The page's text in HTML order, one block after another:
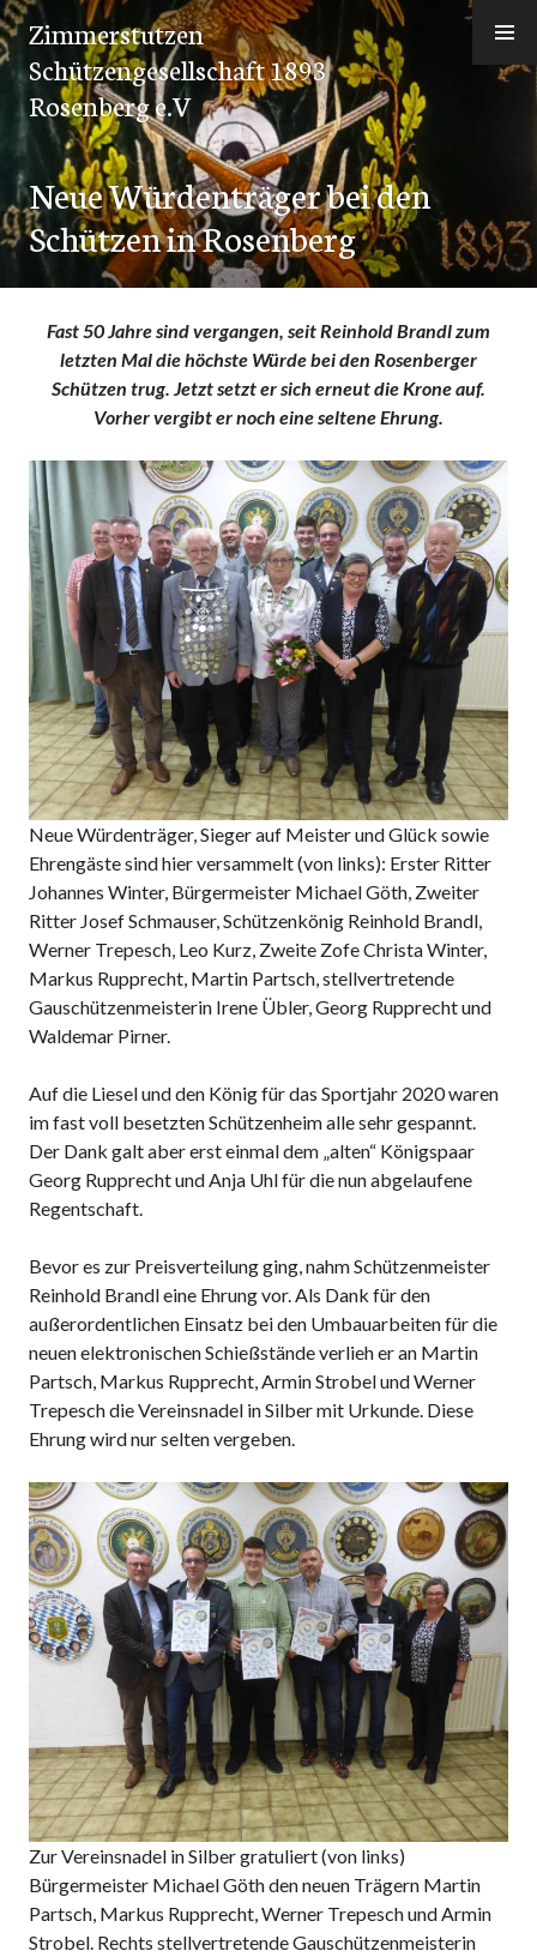
Zum
Inhalt
springen
Zimmerstutzen
Schützengesellschaft 1893
Rosenberg e.V
Neue Würdenträger bei den
Schützen in Rosenberg
Fast 50 Jahre sind vergangen, seit Reinhold Brandl zum
letzten Mal die höchste Würde bei den Rosenberger
Schützen trug. Jetzt setzt er sich erneut die Krone auf.
Vorher vergibt er noch eine seltene Ehrung.
Neue Würdenträger, Sieger auf Meister und Glück sowie
Ehrengäste sind hier versammelt (von links): Erster Ritter
Johannes Winter, Bürgermeister Michael Göth, Zweiter
Ritter Josef Schmauser, Schützenkönig Reinhold Brandl,
Werner Trepesch, Leo Kurz, Zweite Zofe Christa Winter,
Markus Rupprecht, Martin Partsch, stellvertretende
Gauschützenmeisterin Irene Übler, Georg Rupprecht und
Waldemar Pirner.
Auf die Liesel und den König für das Sportjahr 2020 waren
im fast voll besetzten Schützenheim alle sehr gespannt.
Der Dank galt aber erst einmal dem „alten“ Königspaar
Georg Rupprecht und Anja Uhl für die nun abgelaufene
Regentschaft.
Bevor es zur Preisverteilung ging, nahm Schützenmeister
Reinhold Brandl eine Ehrung vor. Als Dank für den
außerordentlichen Einsatz bei den Umbauarbeiten für die
neuen elektronischen Schießstände verlieh er an Martin
Partsch, Markus Rupprecht, Armin Strobel und Werner
Trepesch die Vereinsnadel in Silber mit Urkunde. Diese
Ehrung wird nur selten vergeben.
Zur Vereinsnadel in Silber gratuliert (von links)
Bürgermeister Michael Göth den neuen Trägern Martin
Partsch, Markus Rupprecht, Werner Trepesch und Armin
Strobel. Rechts stellvertretende Gauschützenmeisterin